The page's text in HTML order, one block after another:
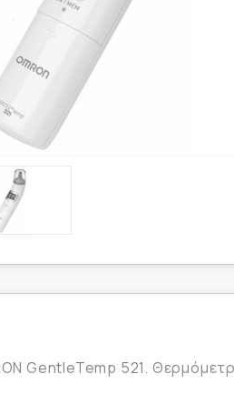
GentleTemp 521.